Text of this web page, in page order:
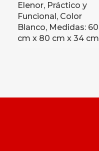
Elenor, Práctico y
Funcional, Color
Blanco, Medidas: 60
cm x 80 cm x 34 cm